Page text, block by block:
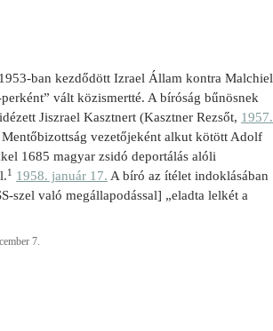
ban kezdődött Izrael Állam kontra Malchiel
vált közismertté. A bíróság bűnösnek
Jiszrael Kasztnert (Kasztner Rezsőt, 1957.
vezetőjeként alkut kötött Adolf
1685 magyar zsidó deportálás alóli
1 1958. január 17. A bíró az ítélet indoklásában
szel való megállapodással] „eladta lelkét a
7.